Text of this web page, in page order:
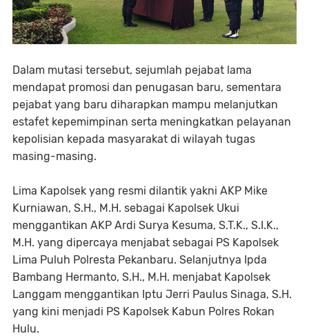
Dalam mutasi tersebut, sejumlah pejabat lama
mendapat promosi dan penugasan baru, sementara
pejabat yang baru diharapkan mampu melanjutkan
estafet kepemimpinan serta meningkatkan pelayanan
kepolisian kepada masyarakat di wilayah tugas
masing-masing.
Lima Kapolsek yang resmi dilantik yakni AKP Mike
Kurniawan, S.H., M.H. sebagai Kapolsek Ukui
menggantikan AKP Ardi Surya Kesuma, S.T.K., S.I.K.,
M.H. yang dipercaya menjabat sebagai PS Kapolsek
Lima Puluh Polresta Pekanbaru. Selanjutnya Ipda
Bambang Hermanto, S.H., M.H. menjabat Kapolsek
Langgam menggantikan Iptu Jerri Paulus Sinaga, S.H.
yang kini menjadi PS Kapolsek Kabun Polres Rokan
Hulu.